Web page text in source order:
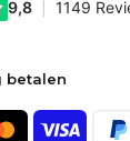
betalen